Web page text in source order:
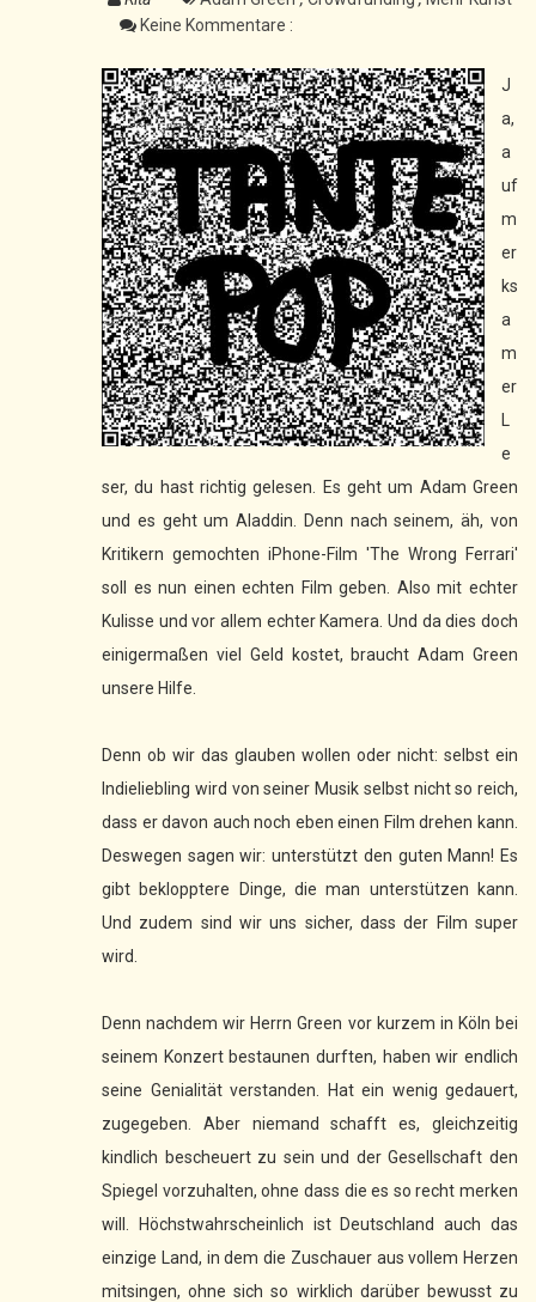
Keine Kommentare :
J
a,
a
uf
m
er
ks
a
m
er
e
ser, du hast richtig gelesen. Es geht um Adam Green
und es geht um Aladdin. Denn nach seinem, äh, von
Kritikern gemochten iPhone-Film 'The Wrong Ferrari'
soll es nun einen echten Film geben. Also mit echter
Kulisse und vor allem echter Kamera. Und da dies doch
einigermaßen viel Geld kostet, braucht Adam Green
unsere Hilfe.
Denn ob wir das glauben wollen oder nicht: selbst ein
Indieliebling wird von seiner Musik selbst nicht so reich,
dass er davon auch noch eben einen Film drehen kann.
Deswegen sagen wir: unterstützt den guten Mann! Es
gibt beklopptere Dinge, die man unterstützen kann.
Und zudem sind wir uns sicher, dass der Film super
wird.
Denn nachdem wir Herrn Green vor kurzem in Köln bei
seinem Konzert bestaunen durften, haben wir endlich
seine Genialität verstanden. Hat ein wenig gedauert,
zugegeben. Aber niemand schafft es, gleichzeitig
kindlich bescheuert zu sein und der Gesellschaft den
Spiegel vorzuhalten, ohne dass die es so recht merken
will. Höchstwahrscheinlich ist Deutschland auch das
einzige Land, in dem die Zuschauer aus vollem Herzen
mitsingen, ohne sich so wirklich darüber bewusst zu